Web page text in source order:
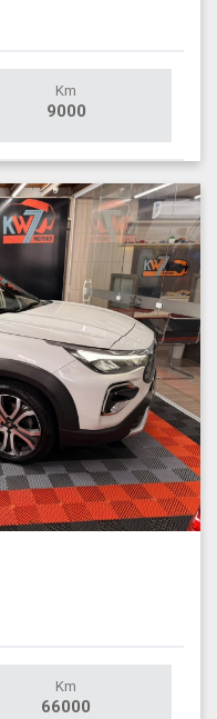
Km
9000
Km
66000